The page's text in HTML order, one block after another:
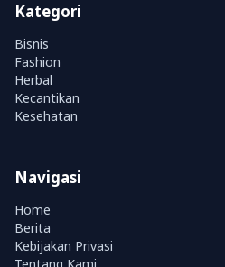
Kategori
Bisnis
Fashion
Herbal
Kecantikan
Kesehatan
Navigasi
Home
Berita
Kebijakan Privasi